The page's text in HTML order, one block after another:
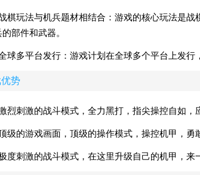
棋玩法与机兵题材相结合：游戏的核心玩法是
部件和武器。
球多平台发行：游戏计划在全球多个平台上发行
势
烈刺激的战斗模式，全力黑打，指尖操控自如，
级的游戏画面，顶级的操作模式，操控机甲，勇
度刺激的战斗模式，在这里升级自己的机甲，来